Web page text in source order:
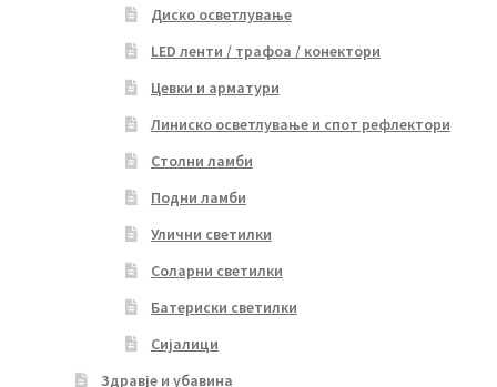
Диско осветлување
LED ленти / трафоа / конектори
Цевки и арматури
Линиско осветлување и спот рефлектори
Столни ламби
Подни ламби
Улични светилки
Соларни светилки
Батериски светилки
Сијалици
Здравје и убавина